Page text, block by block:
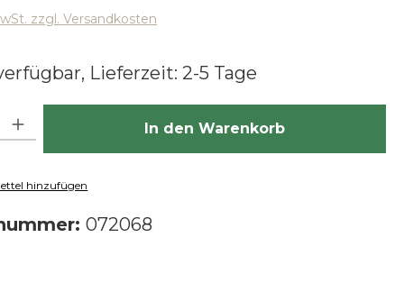
zzgl. Versandkosten
Lieferzeit: 2-5 Tage
In den Warenkorb
hinzufügen
072068